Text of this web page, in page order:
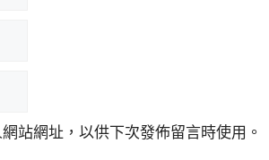
站網址，以供下次發佈留言時使用。